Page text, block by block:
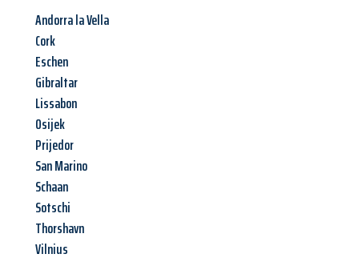
Andorra la Vella
Cork
Eschen
Gibraltar
Lissabon
Osijek
Prijedor
San Marino
Schaan
Sotschi
Thorshavn
Vilnius